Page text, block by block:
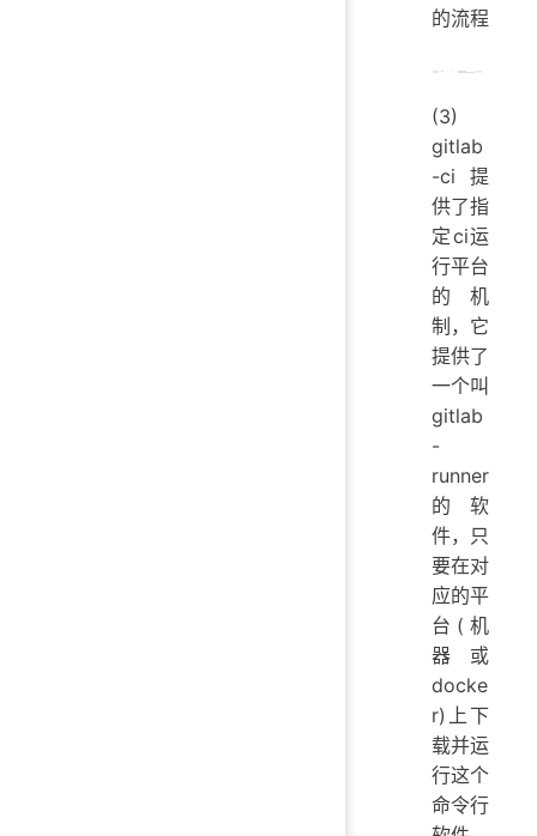
的流程
(3)
gitlab
-ci提
供了指
定ci运
行平台
的机
制，它
提供了
一个叫
gitlab
-
runner
的软
件，只
要在对
应的平
台(机
器或
docke
r)上下
载并运
行这个
命令行